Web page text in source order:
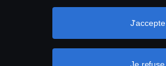
J'accepte